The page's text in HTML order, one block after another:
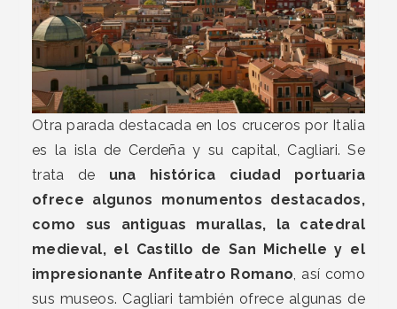
Otra parada destacada en los cruceros por Italia
es la isla de Cerdeña y su capital, Cagliari. Se
trata de una histórica ciudad portuaria
ofrece algunos monumentos destacados,
como sus antiguas murallas, la catedral
medieval, el Castillo de San Michelle y el
impresionante Anfiteatro Romano , así como
sus museos. Cagliari también ofrece algunas de